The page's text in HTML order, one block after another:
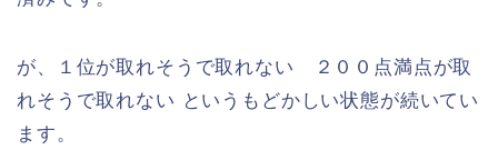
が、１位が取れそうで取れない ２００点満点が取
れそうで取れない というもどかしい状態が続いてい
ます。